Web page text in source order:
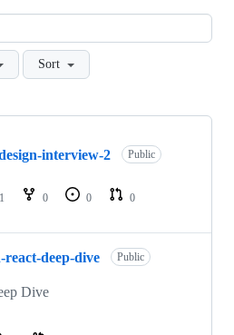
Sort
interview-2 Public
1 0 0
0
react-deep-dive Public
Dive